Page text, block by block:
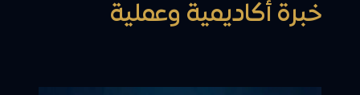
خبرة أكاديمية وعملية